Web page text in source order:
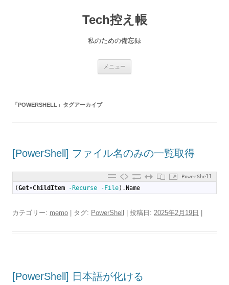
Tech控え帳
私のための備忘録
メニュー
「POWERSHELL 」タグアーカイブ
[PowerShell] ファイル名のみの一覧取得
PowerShell
(Get-ChildItem -Recurse -File) . Name
カテゴリー: memo | タグ: PowerShell | 投稿日: 2025年2月19日
[PowerShell] 日本語が化ける